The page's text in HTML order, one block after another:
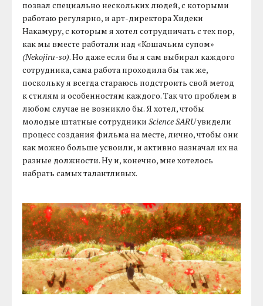
позвал специально нескольких людей, с которыми
работаю регулярно, и арт-директора Хидеки
Накамуру, с которым я хотел сотрудничать с тех пор,
как мы вместе работали над «Кошачьим супом»
(Nekojiru-so). Но даже если бы я сам выбирал каждого
сотрудника, сама работа проходила бы так же,
поскольку я всегда стараюсь подстроить свой метод
к стилям и особенностям каждого. Так что проблем в
любом случае не возникло бы. Я хотел, чтобы
молодые штатные сотрудникиScience SARUувидели
процесс создания фильма на месте, лично, чтобы они
как можно больше усвоили, и активно назначал их на
разные должности. Ну и, конечно, мне хотелось
набрать самых талантливых.